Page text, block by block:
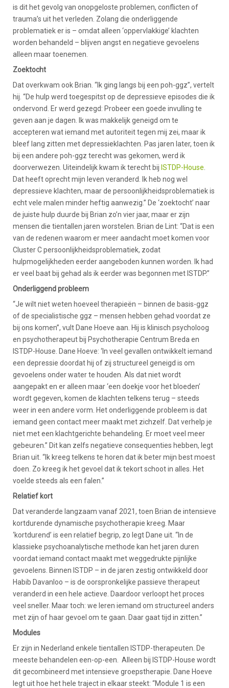
is dit het gevolg van onopgeloste problemen, conflicten of
trauma’s uit het verleden. Zolang die onderliggende
problematiek er is – omdat alleen ‘oppervlakkige’ klachten
worden behandeld – blijven angst en negatieve gevoelens
alleen maar toenemen.
Zoektocht
Dat overkwam ook Brian. “Ik ging langs bij een poh-ggz”, vertelt
hij. “De hulp werd toegespitst op de depressieve episodes die ik
ondervond. Er werd gezegd: Probeer een goede invulling te
geven aan je dagen. Ik was makkelijk geneigd om te
accepteren wat iemand met autoriteit tegen mij zei, maar ik
bleef lang zitten met depressieklachten. Pas jaren later, toen ik
bij een andere poh-ggz terecht was gekomen, werd ik
doorverwezen. Uiteindelijk kwam ik terecht bij ISTDP-House
Dat heeft oprecht mijn leven veranderd. Ik heb nog wel
depressieve klachten, maar de persoonlijkheidsproblematiek is
echt vele malen minder heftig aanwezig.” De ‘zoektocht’ naar
de juiste hulp duurde bij Brian zo’n vier jaar, maar er zijn
mensen die tientallen jaren worstelen. Brian de Lint: “Dat is een
van de redenen waarom er meer aandacht moet komen voor
Cluster C persoonlijkheidsproblematiek, zodat
hulpmogelijkheden eerder aangeboden kunnen worden. Ik had
er veel baat bij gehad als ik eerder was begonnen met ISTDP.”
Onderliggend probleem
“Je wilt niet weten hoeveel therapieën – binnen de basis-ggz
of de specialistische ggz – mensen hebben gehad voordat ze
bij ons komen”, vult Dane Hoeve aan. Hij is klinisch psycholoog
en psychotherapeut bij Psychotherapie Centrum Breda en
ISTDP-House. Dane Hoeve: ‘In veel gevallen ontwikkelt iemand
een depressie doordat hij of zij structureel geneigd is om
gevoelens onder water te houden. Als dat niet wordt
aangepakt en er alleen maar ‘een doekje voor het bloeden’
wordt gegeven, komen de klachten telkens terug – steeds
weer in een andere vorm. Het onderliggende probleem is dat
iemand geen contact meer maakt met zichzelf. Dat verhelp je
niet met een klachtgerichte behandeling. Er moet veel meer
gebeuren.” Dit kan zelfs negatieve consequenties hebben, legt
Brian uit. “Ik kreeg telkens te horen dat ik beter mijn best moest
doen. Zo kreeg ik het gevoel dat ik tekort schoot in alles. Het
voelde steeds als een falen.”
Relatief kort
Dat veranderde langzaam vanaf 2021, toen Brian de intensieve
kortdurende dynamische psychotherapie kreeg. Maar
‘kortdurend’ is een relatief begrip, zo legt Dane uit. “In de
klassieke psychoanalytische methode kan het jaren duren
voordat iemand contact maakt met weggedrukte pijnlijke
gevoelens. Binnen ISTDP – in de jaren zestig ontwikkeld door
Habib Davanloo – is de oorspronkelijke passieve therapeut
veranderd in een hele actieve. Daardoor verloopt het proces
veel sneller. Maar toch: we leren iemand om structureel anders
met zijn of haar gevoel om te gaan. Daar gaat tijd in zitten.”
Modules
Er zijn in Nederland enkele tientallen ISTDP-therapeuten. De
meeste behandelen een-op-een. Alleen bij ISTDP-House wordt
dit gecombineerd met intensieve groepstherapie. Dane Hoeve
legt uit hoe het hele traject in elkaar steekt: “Module 1 is een